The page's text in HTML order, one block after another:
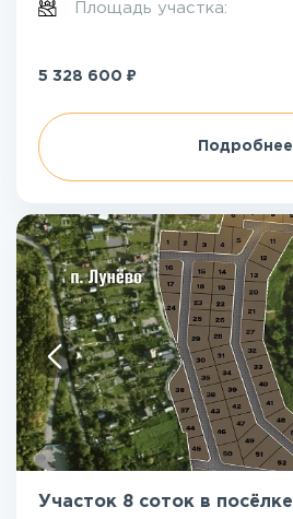
Площадь участка:
5 328 600 ₽
Подробнее
Участок 8 соток в посёлке